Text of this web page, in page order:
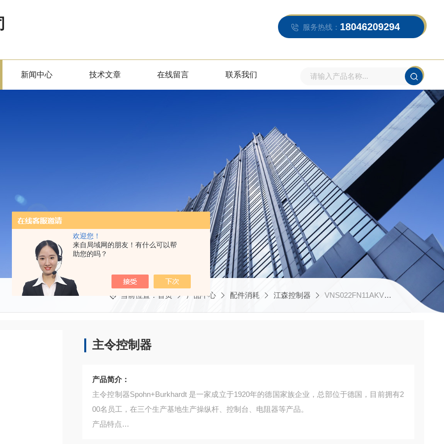
欢迎您！
来自局域网的朋友！有什么可以帮
助您的吗？
服务热线： 18046209294
新闻中心 技术文章 在线留言 联系我们
当前位置： 首页 产品中心 配件消耗 江森控制器 VNS022FN11AKVR主令控制器
主令控制器
产品简介：
主令控制器Spohn+Burkhardt 是一家成立于1920年的德国家族企业，总部位于德国，目前拥有2
00名员工，在三个生产基地生产操纵杆、控制台、电阻器等产品。 ‌
产品特点